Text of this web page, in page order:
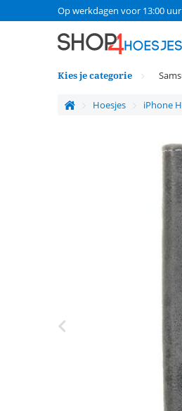
Op werkdagen voor 13:00
Kies je categorie
Hoesjes iPhone